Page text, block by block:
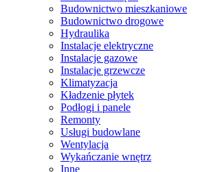
Budownictwo mieszkaniowe
Budownictwo drogowe
Hydraulika
Instalacje elektryczne
Instalacje gazowe
Instalacje grzewcze
Klimatyzacja
Kładzenie płytek
Podłogi i panele
Remonty
Usługi budowlane
Wentylacja
Wykańczanie wnętrz
Inne